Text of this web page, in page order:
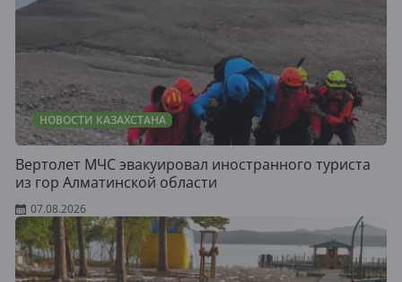
НОВОСТИ КАЗАХСТАНА
Вертолет МЧС эвакуировал иностранного туриста
из гор Алматинской области
07.08.2026